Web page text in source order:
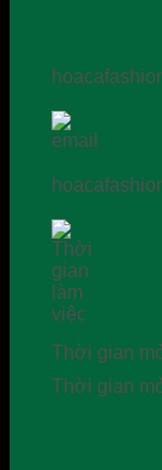
Thời gian
Thời gian